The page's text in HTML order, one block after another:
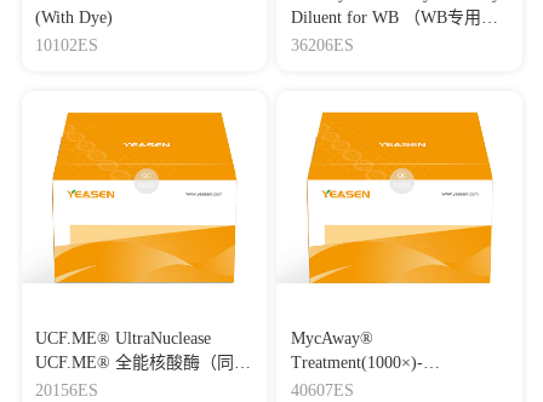
(With Dye)
10102ES
Diluent for WB （WB专用一
抗二抗稀释液）
36206ES
UCF.ME® UltraNuclease
UCF.ME® 全能核酸酶（同
Benzonase）
20156ES
MycAway®
Treatment(1000×)-
Mycoplasma Elimination
40607ES